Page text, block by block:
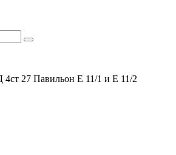
27 Павильон Е 11/1 и Е 11/2